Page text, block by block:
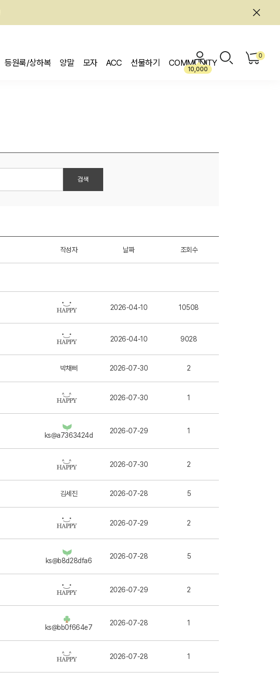
등원룩/상하복 양말 모자 ACC 선물하기 COMMUNITY
10,000
0
검색
작성자 날짜 조회수
2026-04-10 10508
2026-04-10 9028
박채삐 2026-07-30 2
2026-07-30 1
ks@a7363424d
2026-07-29 1
2026-07-30 2
김세진 2026-07-28 5
2026-07-29 2
ks@b8d28dfa6
2026-07-28 5
2026-07-29 2
ks@bb0f664e7
2026-07-28 1
2026-07-28 1